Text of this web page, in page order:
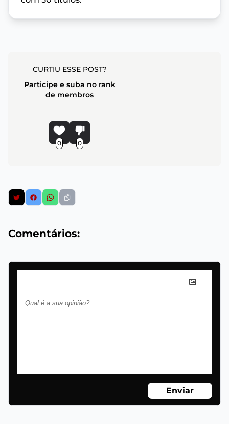
CURTIU ESSE POST?
Participe e suba no rank
de membros
0 0
Comentários:
Enviar